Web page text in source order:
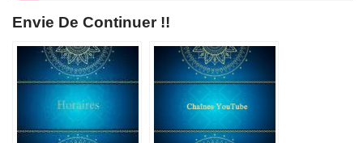
Envie De Continuer !!